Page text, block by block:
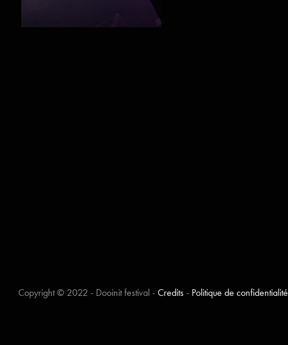
Copyright © 2022 - Dooinit festival -Credits- Politique de confidentialité